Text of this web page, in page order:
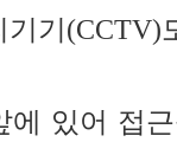
기
에 있어 접